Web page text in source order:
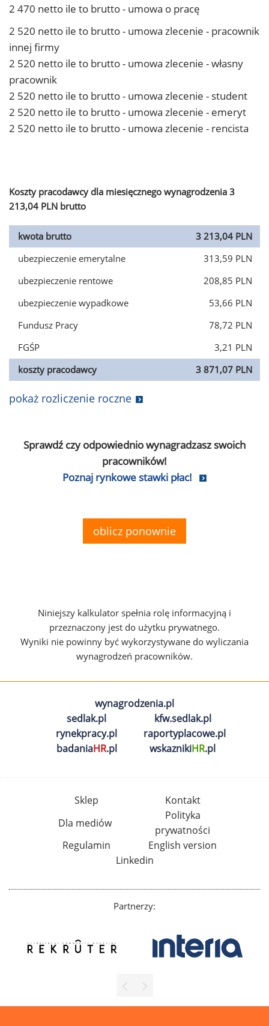
2 470 netto ile to brutto - umowa o pracę
2 520 netto ile to brutto - umowa zlecenie - pracownik
innej firmy
2 520 netto ile to brutto - umowa zlecenie - własny
pracownik
2 520 netto ile to brutto - umowa zlecenie - student
2 520 netto ile to brutto - umowa zlecenie - emeryt
2 520 netto ile to brutto - umowa zlecenie - rencista
Koszty pracodawcy dla miesięcznego wynagrodzenia 3
213,04 PLN brutto
kwota brutto
3 213,04 PLN
ubezpieczenie emerytalne
313,59 PLN
ubezpieczenie rentowe
208,85 PLN
ubezpieczenie wypadkowe
53,66 PLN
Fundusz Pracy
78,72 PLN
FGŚP
3,21 PLN
koszty pracodawcy
3 871,07 PLN
pokaż rozliczenie roczne
Sprawdź czy odpowiednio wynagradzasz swoich
pracowników!
Poznaj rynkowe stawki płac!
oblicz ponownie
Niniejszy kalkulator spełnia rolę informacyjną i
przeznaczony jest do użytku prywatnego.
Wyniki nie powinny być wykorzystywane do wyliczania
wynagrodzeń pracowników.
wynagrodzenia.pl
sedlak.pl
kfw.sedlak.pl
rynekpracy.pl
raportyplacowe.pl
badaniaHR.pl wskaznikiHR.pl
Sklep
Kontakt
Dla mediów
Polityka
prywatności
Regulamin
English version
Linkedin
Partnerzy: